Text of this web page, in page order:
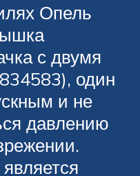
Опель
с двумя
один
и не
давлению